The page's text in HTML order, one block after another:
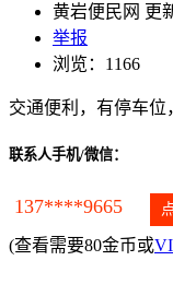
黄岩便民网 更
举报
浏览：1166
交通便利，有停车
联系人手机/微信：
137****9665
(查看需要80金币或